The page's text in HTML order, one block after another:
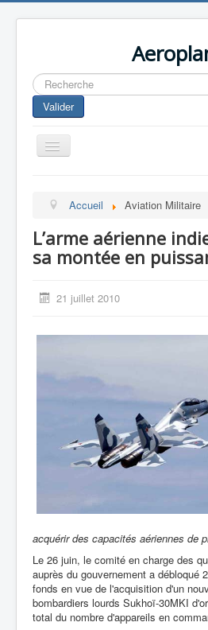
Rechercher
Valider
Toggle
Navigation
Aviation Commerciale
Aviation d'Affaire
Aviation Militaire
Europespace
Accueil Aviation Militaire
L’arme aérienne
sa montée en
21 juillet 2010
acquérir des capacités aériennes de
Le 26 juin, le comité en charge des
auprès du gouvernement a débloqué
fonds en vue de l'acquisition d'un
bombardiers lourds Sukhoï-30MKI
total du nombre d'appareils en